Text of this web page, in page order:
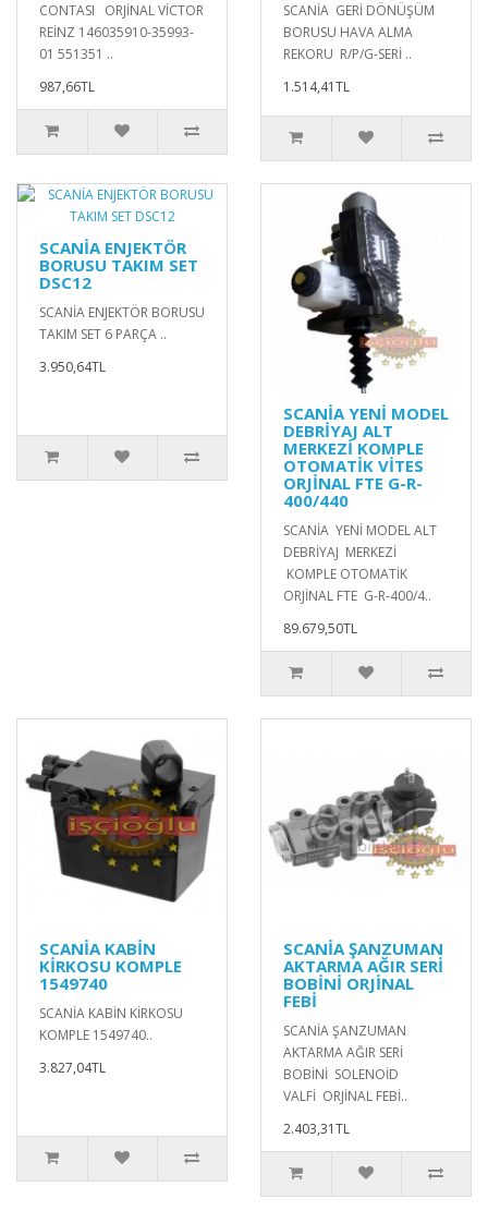
CONTASI ORJİNAL VİCTOR
REİNZ 146035910-35993-
01 551351 ..
987,66TL
SCANİA GERİ DÖNÜŞÜM
BORUSU HAVA ALMA
REKORU R/P/G-SERİ ..
1.514,41TL
SCANİA ENJEKTÖR
BORUSU TAKIM SET
DSC12
SCANİA ENJEKTÖR BORUSU
TAKIM SET 6 PARÇA ..
3.950,64TL
SCANİA YENİ MODEL
DEBRİYAJ ALT
MERKEZİ KOMPLE
OTOMATİK VİTES
ORJİNAL FTE G-R-
400/440
SCANİA YENİ MODEL ALT
DEBRİYAJ MERKEZİ
KOMPLE OTOMATİK
ORJİNAL FTE G-R-400/4..
89.679,50TL
SCANİA KABİN
KİRKOSU KOMPLE
1549740
SCANİA KABİN KİRKOSU
KOMPLE 1549740..
3.827,04TL
SCANİA ŞANZUMAN
AKTARMA AĞIR SERİ
BOBİNİ ORJİNAL
FEBİ
SCANİA ŞANZUMAN
AKTARMA AĞIR SERİ
BOBİNİ SOLENOİD
VALFİ ORJİNAL FEBİ..
2.403,31TL